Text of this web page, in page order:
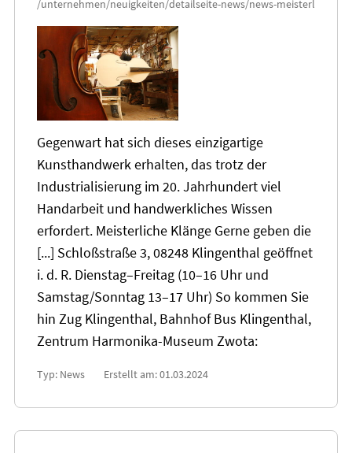
Gegenwart hat sich dieses einzigartige
Kunsthandwerk erhalten, das trotz der
Industrialisierung im 20. Jahrhundert viel
Handarbeit und handwerkliches Wissen
erfordert. Meisterliche Klänge Gerne geben die
[...] Schloßstraße 3, 08248 Klingenthal geöffnet
i. d. R. Dienstag–Freitag (10–16 Uhr und
Samstag/Sonntag 13–17 Uhr) So kommen Sie
hin Zug Klingenthal, Bahnhof Bus Klingenthal,
Zentrum Harmonika-Museum Zwota:
Typ: News Erstellt am: 01.03.2024